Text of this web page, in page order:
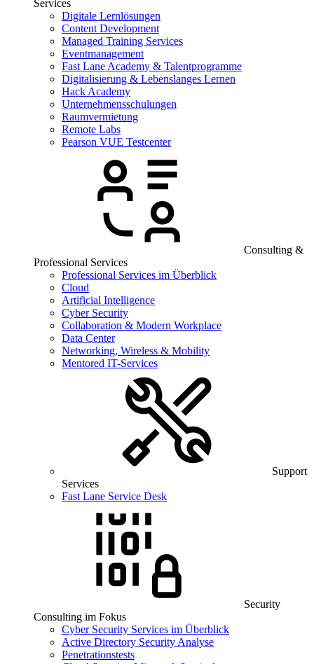
Services
Digitale Lernlösungen
Content Development
Managed Training Services
Eventmanagement
Fast Lane Academy & Talentprogramme
Digitalisierung & Lebenslanges Lernen
Hack Academy
Unternehmensschulungen
Raumvermietung
Remote Labs
Pearson VUE Testcenter
Consulting &
Professional Services
Professional Services im Überblick
Cloud
Artificial Intelligence
Cyber Security
Collaboration & Modern Workplace
Data Center
Networking, Wireless & Mobility
Mentored IT-Services
Support
Services
Fast Lane Service Desk
Security
Consulting im Fokus
Cyber Security Services im Überblick
Active Directory Security Analyse
Penetrationstests